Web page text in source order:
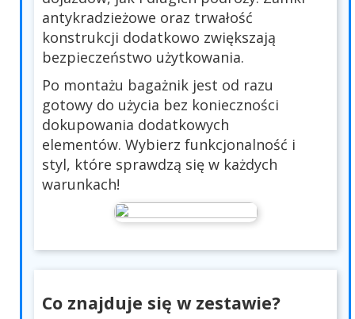
antykradzieżowe oraz trwałość
konstrukcji dodatkowo zwiększają
bezpieczeństwo użytkowania.
Po montażu bagażnik jest od razu
gotowy do użycia bez konieczności
dokupowania dodatkowych
elementów. Wybierz funkcjonalność i
styl, które sprawdzą się w każdych
warunkach!
Co znajduje się w zestawie?